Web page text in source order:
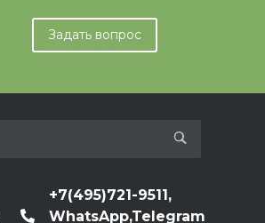
Задать вопрос
+7(495)721-9511,
WhatsApp,Telegram